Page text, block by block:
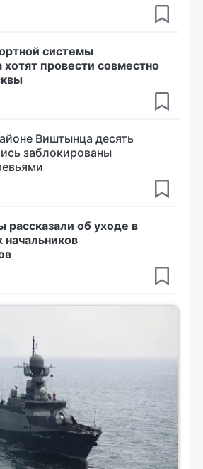
системы
хотят провести совместно
Виштынца десять
заблокированы
рассказали об уходе в
начальников